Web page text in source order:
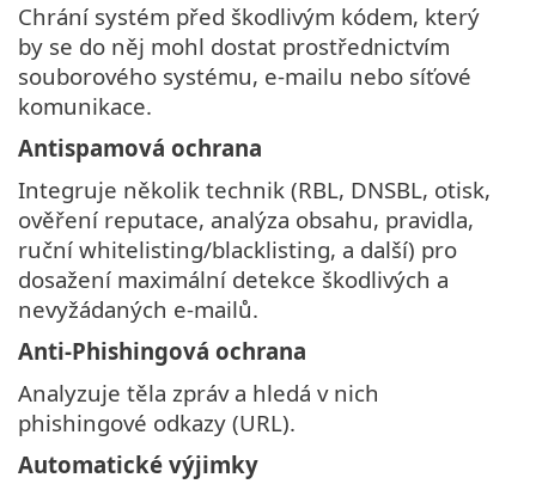
Chrání systém před škodlivým kódem, který
by se do něj mohl dostat prostřednictvím
souborového systému, e-mailu nebo síťové
komunikace.
Antispamová ochrana
Integruje několik technik (RBL, DNSBL, otisk,
ověření reputace, analýza obsahu, pravidla,
ruční whitelisting/blacklisting, a další) pro
dosažení maximální detekce škodlivých a
nevyžádaných e-mailů.
Anti-Phishingová ochrana
Analyzuje těla zpráv a hledá v nich
phishingové odkazy (URL).
Automatické výjimky